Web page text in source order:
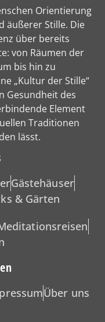
Orientierung
äußerer Stille. Die
über bereits
von Räumen der
bis hin zu
„Kultur der Stille“
Gesundheit des
Element
Traditionen
lässt.
Gästehäuser
& Gärten
Über uns